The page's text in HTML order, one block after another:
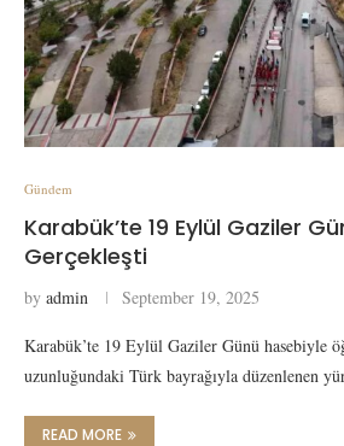
Gündem
Karabük’te 19 Eylül Gaziler
Gerçekleşti
by admin September 19, 2025
Karabük’te 19 Eylül Gaziler Günü hasebiyle
uzunluğundaki Türk bayrağıyla düzenlenen
READ MORE